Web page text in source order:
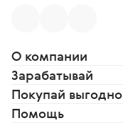
О компании
Зарабатывай
Покупай выгодно
Помощь